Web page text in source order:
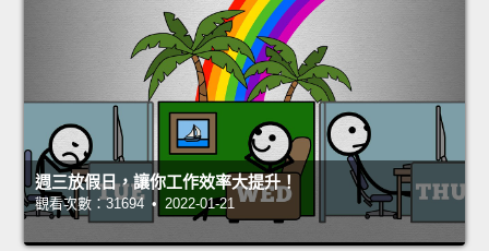
週三放假日，讓你工作效率大提升！
觀看次數：31694 • 2022-01-21